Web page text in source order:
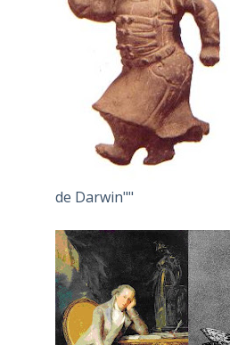
de Darwin""